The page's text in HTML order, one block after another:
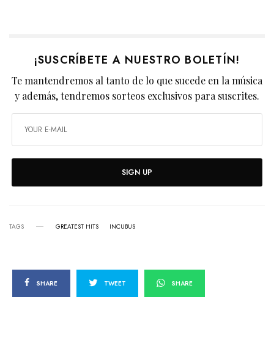
¡SUSCRÍBETE A NUESTRO BOLETÍN!
Te mantendremos al tanto de lo que sucede en la música
y además, tendremos sorteos exclusivos para suscrites.
SIGN UP
TAGS GREATEST HITS INCUBUS
SHARE TWEET SHARE